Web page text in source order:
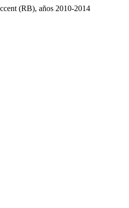
(RB), años 2010-2014